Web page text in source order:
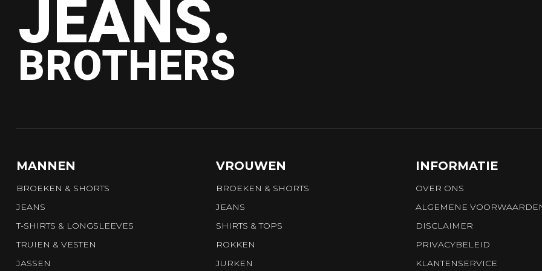
JEANS.
BROTHERS
MANNEN
BROEKEN & SHORTS
JEANS
T-SHIRTS & LONGSLEEVES
TRUIEN & VESTEN
JASSEN
VROUWEN
BROEKEN & SHORTS
JEANS
SHIRTS & TOPS
ROKKEN
JURKEN
INFORMATIE
OVER ONS
ALGEMENE
DISCLAIMER
PRIVACYBELEID
KLANTENSERVICE